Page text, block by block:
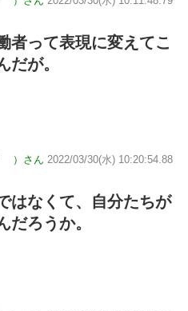
者って表現に変えてこ
だが。
）さん 2022/03/30(水) 10:20:54.88
はなくて、自分たちが
だろうか。